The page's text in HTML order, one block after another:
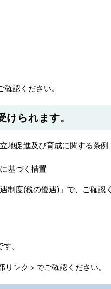
認ください。
られます。
地促進及び育成に関する条例
基づく措置
制度(税の優遇)」で、ご確認く
。
リンク＞ でご確認ください。